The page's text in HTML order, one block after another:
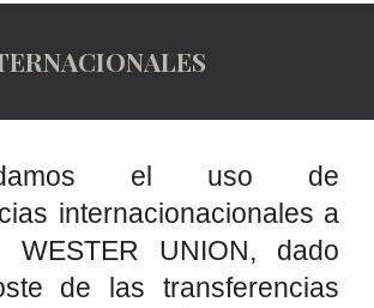
el uso de
internacionacionales a
WESTER UNION, dado
de las transferencias